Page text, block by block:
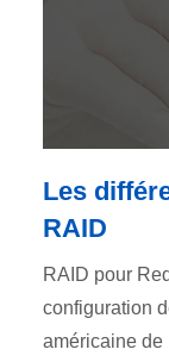
Les
RAID
RAID pour
configuration
américaine de